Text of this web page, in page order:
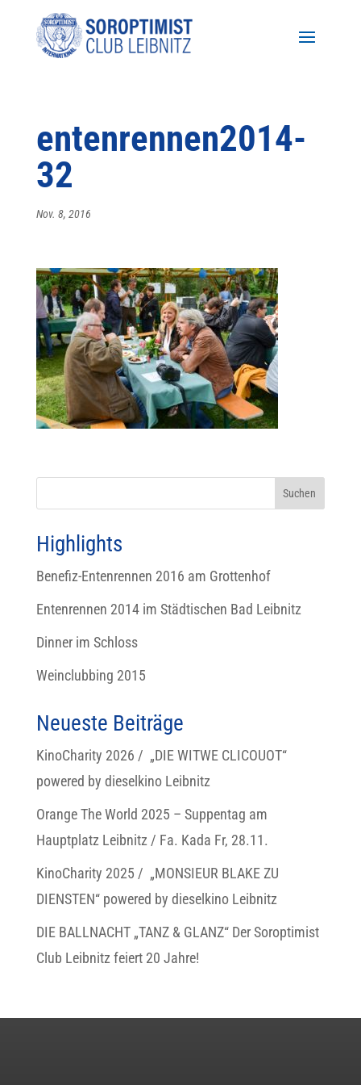
entenrennen2014-
32
Nov. 8, 2016
Highlights
Benefiz-Entenrennen 2016 am Grottenhof
Entenrennen 2014 im Städtischen Bad Leibnitz
Dinner im Schloss
Weinclubbing 2015
Neueste Beiträge
KinoCharity 2026 / „DIE WITWE CLICOUOT“
powered by dieselkino Leibnitz
Orange The World 2025 – Suppentag am
Hauptplatz Leibnitz / Fa. Kada Fr, 28.11.
KinoCharity 2025 / „MONSIEUR BLAKE ZU
DIENSTEN“ powered by dieselkino Leibnitz
DIE BALLNACHT „TANZ & GLANZ“ Der Soroptimist
Club Leibnitz feiert 20 Jahre!